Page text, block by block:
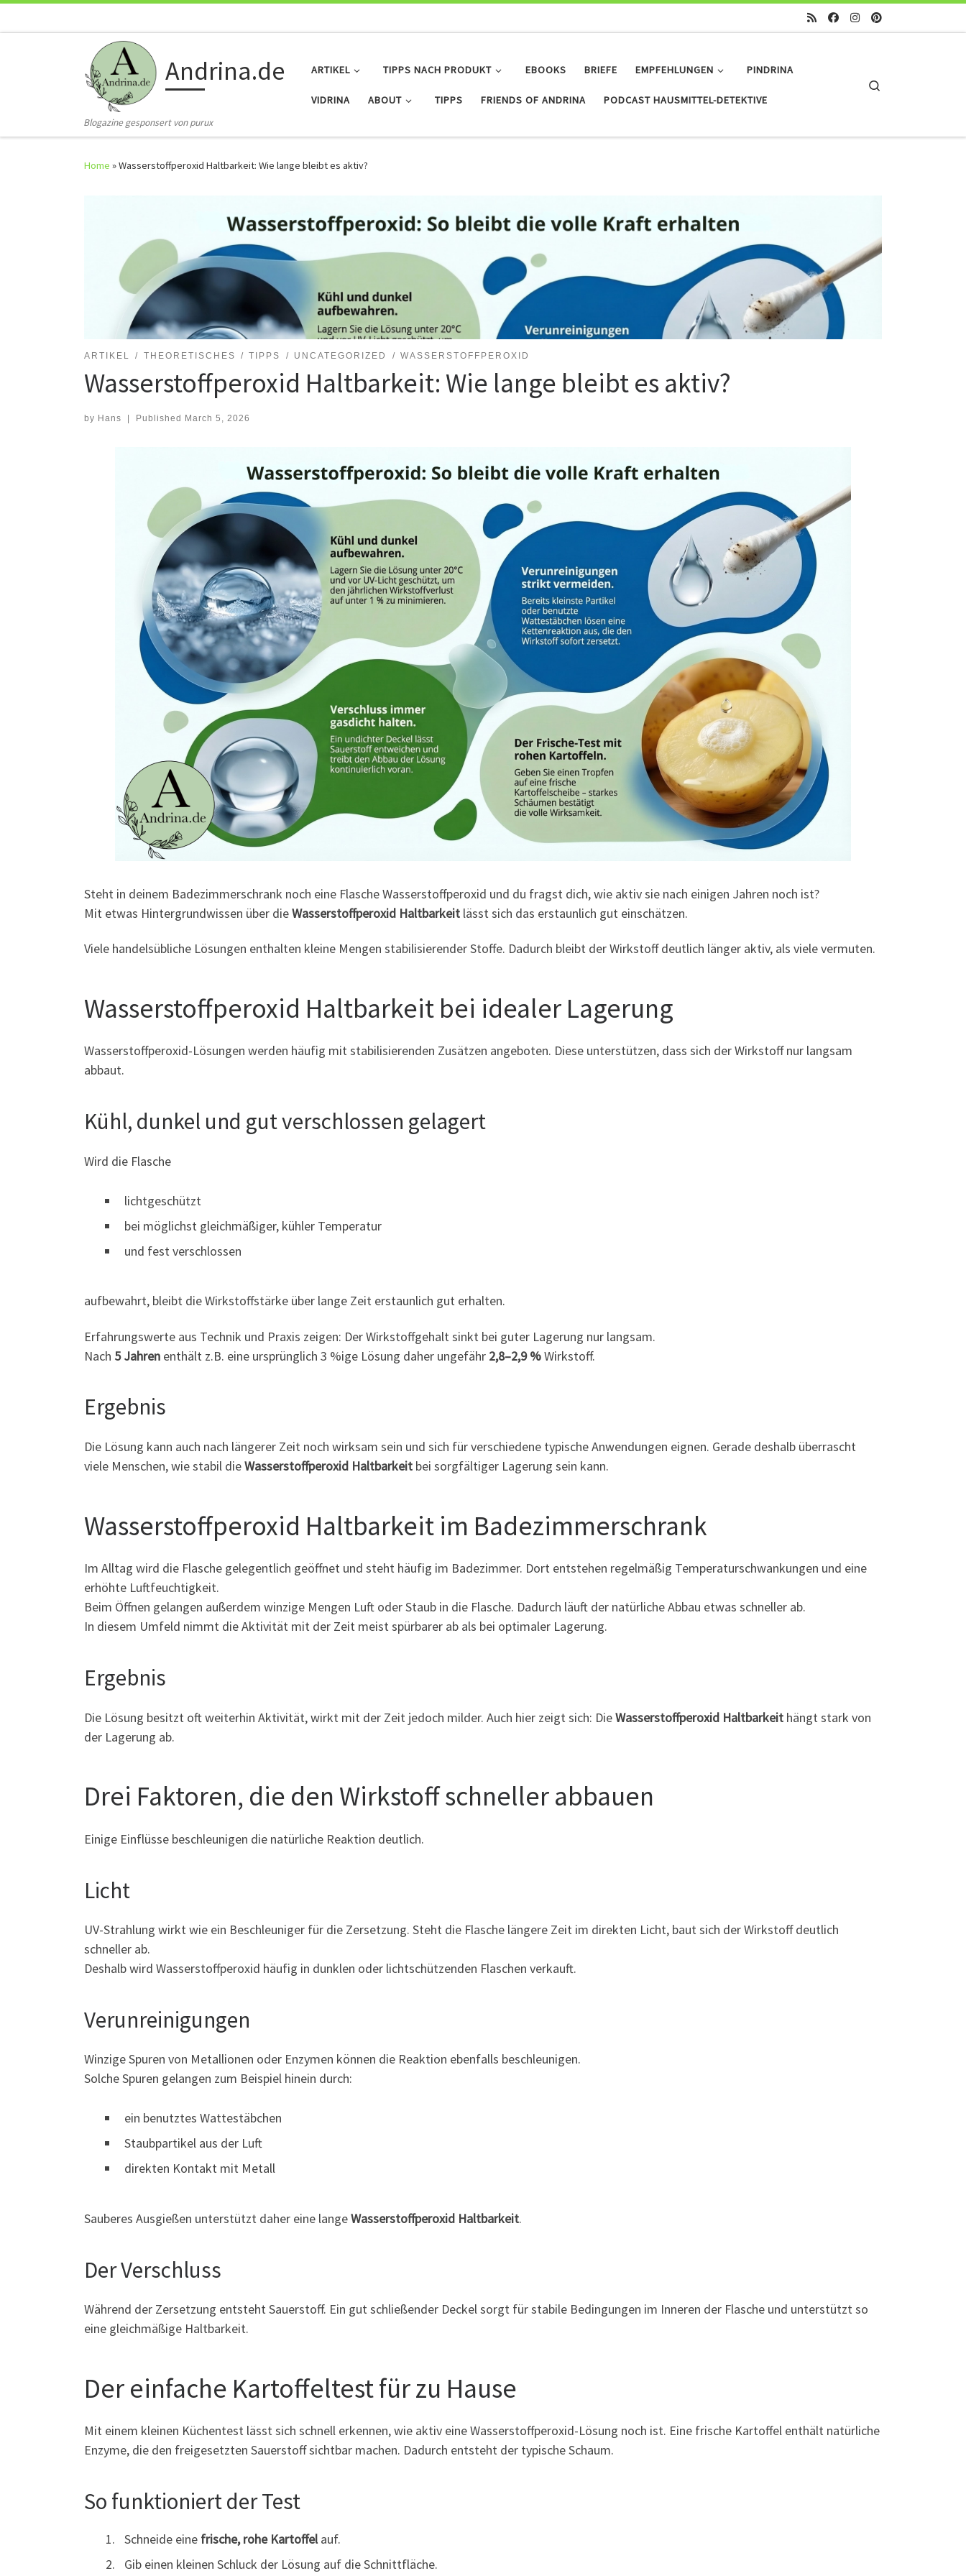
Andrina.de
Blogazine gesponsert von purux
ARTIKEL TIPPS NACH PRODUKT EBOOKS BRIEFE EMPFEHLUNGEN PINDRINA
VIDRINA ABOUT TIPPS FRIENDS OF ANDRINA PODCAST HAUSMITTEL-DETEKTIVE
Home »Wasserstoffperoxid Haltbarkeit: Wie lange bleibt es aktiv?
ARTIKEL THEORETISCHES TIPPS UNCATEGORIZED WASSERSTOFFPEROXID
Wasserstoffperoxid Haltbarkeit: Wie lange bleibt es aktiv?
by Hans Published March 5, 2026
Steht in deinem Badezimmerschrank noch eine Flasche Wasserstoffperoxid und du fragst dich, wie aktiv sie nach einigen Jahren noch ist?
Mit etwas Hintergrundwissen über dieWasserstoffperoxid Haltbarkeit lässt sich das erstaunlich gut einschätzen.
Viele handelsübliche Lösungen enthalten kleine Mengen stabilisierender Stoffe. Dadurch bleibt der Wirkstoff deutlich länger aktiv, als viele vermuten.
Wasserstoffperoxid Haltbarkeit bei idealer Lagerung
Wasserstoffperoxid-Lösungen werden häufig mit stabilisierenden Zusätzen angeboten. Diese unterstützen, dass sich der Wirkstoff nur langsam
abbaut.
Kühl, dunkel und gut verschlossen gelagert
Wird die Flasche
lichtgeschützt
bei möglichst gleichmäßiger, kühler Temperatur
und fest verschlossen
aufbewahrt, bleibt die Wirkstoffstärke über lange Zeit erstaunlich gut erhalten.
Erfahrungswerte aus Technik und Praxis zeigen: Der Wirkstoffgehalt sinkt bei guter Lagerung nur langsam.
Nach 5 Jahren enthält z.B. eine ursprünglich 3 %ige Lösung daher ungefähr 2,8–2,9 %Wirkstoff.
Ergebnis
Die Lösung kann auch nach längerer Zeit noch wirksam sein und sich für verschiedene typische Anwendungen eignen. Gerade deshalb überrascht
viele Menschen, wie stabil dieWasserstoffperoxid Haltbarkeit bei sorgfältiger Lagerung sein kann.
Wasserstoffperoxid Haltbarkeit im Badezimmerschrank
Im Alltag wird die Flasche gelegentlich geöffnet und steht häufig im Badezimmer. Dort entstehen regelmäßig Temperaturschwankungen und eine
erhöhte Luftfeuchtigkeit.
Beim Öffnen gelangen außerdem winzige Mengen Luft oder Staub in die Flasche. Dadurch läuft der natürliche Abbau etwas schneller ab.
In diesem Umfeld nimmt die Aktivität mit der Zeit meist spürbarer ab als bei optimaler Lagerung.
Ergebnis
Die Lösung besitzt oft weiterhin Aktivität, wirkt mit der Zeit jedoch milder. Auch hier zeigt sich: DieWasserstoffperoxid Haltbarkeit hängt stark von
der Lagerung ab.
Drei Faktoren, die den Wirkstoff schneller abbauen
Einige Einflüsse beschleunigen die natürliche Reaktion deutlich.
Licht
UV-Strahlung wirkt wie ein Beschleuniger für die Zersetzung. Steht die Flasche längere Zeit im direkten Licht, baut sich der Wirkstoff deutlich
schneller ab.
Deshalb wird Wasserstoffperoxid häufig in dunklen oder lichtschützenden Flaschen verkauft.
Verunreinigungen
Winzige Spuren von Metallionen oder Enzymen können die Reaktion ebenfalls beschleunigen.
Solche Spuren gelangen zum Beispiel hinein durch:
ein benutztes Wattestäbchen
Staubpartikel aus der Luft
direkten Kontakt mit Metall
Sauberes Ausgießen unterstützt daher eine langeWasserstoffperoxid Haltbarkeit.
Der Verschluss
Während der Zersetzung entsteht Sauerstoff. Ein gut schließender Deckel sorgt für stabile Bedingungen im Inneren der Flasche und unterstützt so
eine gleichmäßige Haltbarkeit.
Der einfache Kartoffeltest für zu Hause
Mit einem kleinen Küchentest lässt sich schnell erkennen, wie aktiv eine Wasserstoffperoxid-Lösung noch ist. Eine frische Kartoffel enthält natürliche
Enzyme, die den freigesetzten Sauerstoff sichtbar machen. Dadurch entsteht der typische Schaum.
So funktioniert der Test
Schneide eine frische, rohe Kartoffelauf.
Gib einen kleinen Schluck der Lösung auf die Schnittfläche.